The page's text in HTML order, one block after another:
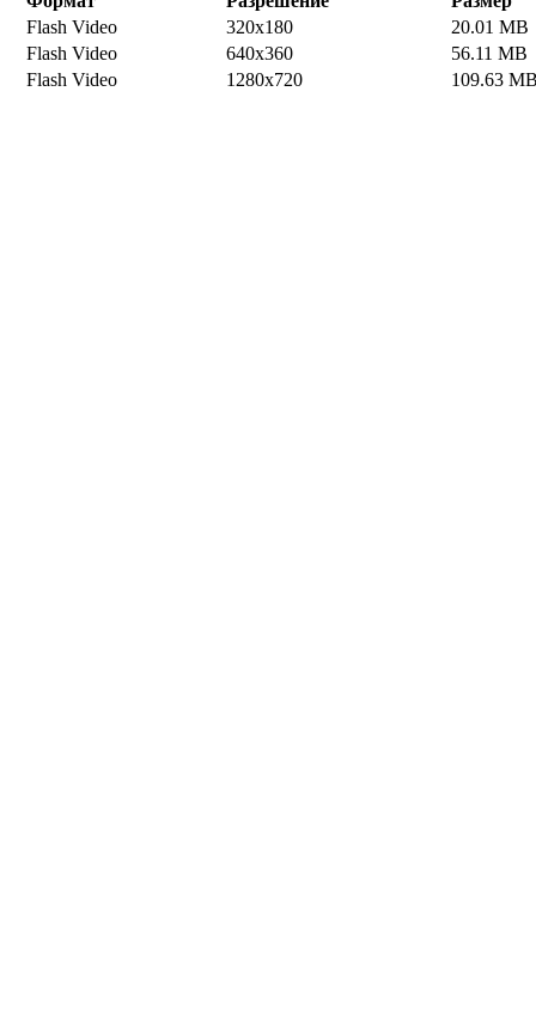
Flash Video
320x180
20.01 MB
Flash Video
640x360
56.11 MB
Flash Video
1280x720 109.63